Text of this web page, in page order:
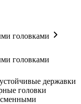
головками
головками
державки
головки
сменными